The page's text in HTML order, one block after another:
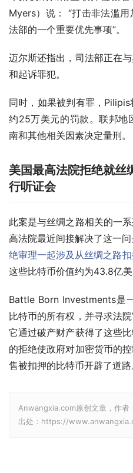
Myers）说： “打击非法滥
法部的一个重要优先事项”。
迈尔斯还指出，司法部正在
和起诉罪犯。
同时，如果被判有罪，
约25万美元的罚款。联邦地
南和其他相关因素决定量刑。
美国最高法院拒绝就丝
行听证会
此案是与丝绸之路相关的一
高法院最近间接解决了这一问
绝审理一起涉及从丝绸之路
这些比特币价值约为43.8亿美
Battle Born Investments是
比特币的所有权，并寻求法
它通过破产财产获得了这些
的拒绝使政府对加密货币的
售被扣押的比特币开辟了道路
Anwangxia.com原创文章，作
出处：https://